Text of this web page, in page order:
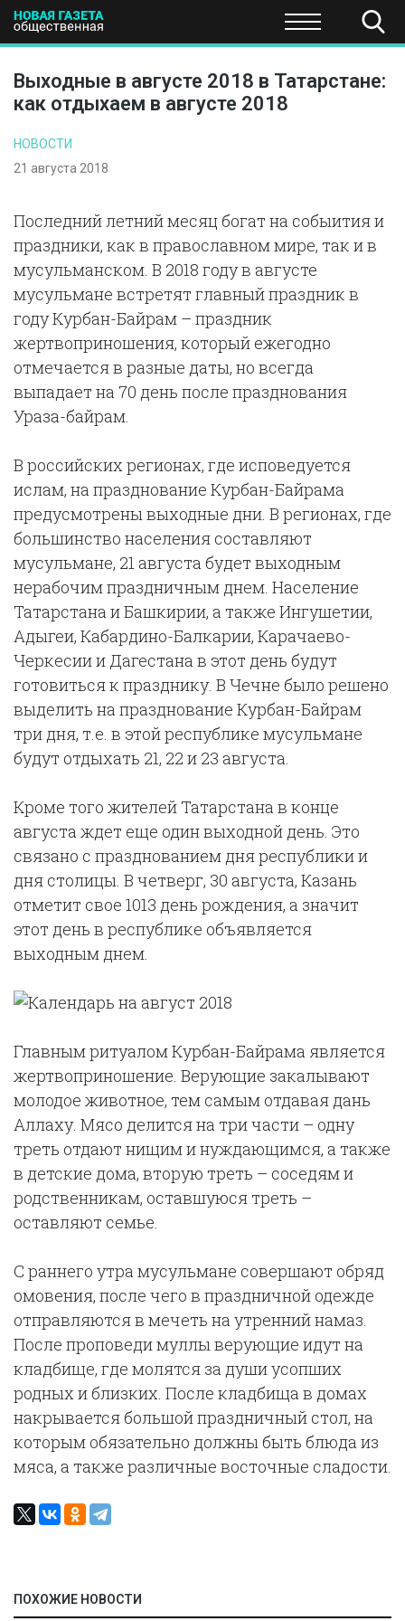
ПОЛИТИКА ЭКОНОМИКА НАУКА И
Выходные в августе 2018 в Татарстане:
как отдыхаем в августе 2018
НОВОСТИ
21 августа 2018
Последний летний месяц богат на собыития и
праздники, как в православном мире, так и в
мусульманском. В 2018 году в августе
мусульмане встретят главный праздник в
году Курбан-Байрам – праздник
жертвоприношения, который ежегодно
отмечается в разные даты, но всегда
выпадает на 70 день после празднования
Ураза-байрам.
В российских регионах, где исповедуется
ислам, на празднование Курбан-Байрама
предусмотрены выходные дни. В регионах, где
большинство населения составляют
мусульмане, 21 августа будет выходным
нерабочим праздничным днем. Население
Татарстана и Башкирии, а также Ингушетии,
Адыгеи, Кабардино-Балкарии, Карачаево-
Черкесии и Дагестана в этот день будут
готовиться к празднику. В Чечне было решено
выделить на празднование Курбан-Байрам
три дня, т.е. в этой республике мусульмане
будут отдыхать 21, 22 и 23 августа.
Кроме того жителей Татарстана в конце
августа ждет еще один выходной день. Это
связано с празднованием дня республики и
дня столицы. В четверг, 30 августа, Казань
отметит свое 1013 день рождения, а значит
этот день в республике объявляется
выходным днем.
Главным ритуалом Курбан-Байрама является
жертвоприношение. Верующие закалывают
молодое животное, тем самым отдавая дань
Аллаху. Мясо делится на три части – одну
треть отдают нищим и нуждающимся, а также
в детские дома, вторую треть – соседям и
родственникам, оставшуюся треть –
оставляют семье.
С раннего утра мусульмане совершают обряд
омовения, после чего в праздничной одежде
отправляются в мечеть на утренний намаз.
После проповеди муллы верующие идут на
кладбище, где молятся за души усопших
родных и близких. После кладбища в домах
накрывается большой праздничный стол, на
которым обязательно должны быть блюда из
мяса, а также различные восточные сладости.
ПОХОЖИЕ НОВОСТИ